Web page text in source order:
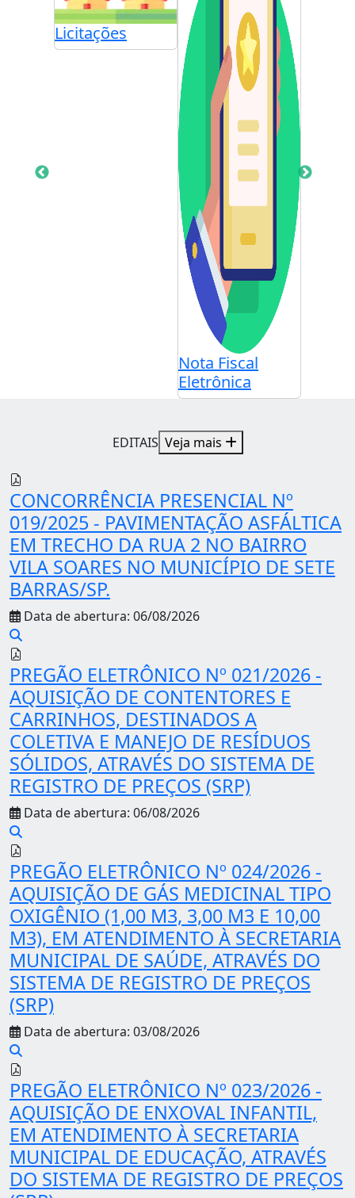
Licitações
Nota Fiscal
Eletrônica
EDITAIS Veja mais
CONCORRÊNCIA PRESENCIAL Nº
019/2025 - PAVIMENTAÇÃO ASFÁLTICA
EM TRECHO DA RUA 2 NO BAIRRO
VILA SOARES NO MUNICÍPIO DE SETE
BARRAS/SP.
Data de abertura: 06/08/2026
PREGÃO ELETRÔNICO Nº 021/2026 -
AQUISIÇÃO DE CONTENTORES E
CARRINHOS, DESTINADOS A
COLETIVA E MANEJO DE RESÍDUOS
SÓLIDOS, ATRAVÉS DO SISTEMA DE
REGISTRO DE PREÇOS (SRP)
Data de abertura: 06/08/2026
PREGÃO ELETRÔNICO Nº 024/2026 -
AQUISIÇÃO DE GÁS MEDICINAL TIPO
OXIGÊNIO (1,00 M3, 3,00 M3 E 10,00
M3), EM ATENDIMENTO À SECRETARIA
MUNICIPAL DE SAÚDE, ATRAVÉS DO
SISTEMA DE REGISTRO DE PREÇOS
(SRP)
Data de abertura: 03/08/2026
PREGÃO ELETRÔNICO Nº 023/2026 -
AQUISIÇÃO DE ENXOVAL INFANTIL,
EM ATENDIMENTO À SECRETARIA
MUNICIPAL DE EDUCAÇÃO, ATRAVÉS
DO SISTEMA DE REGISTRO DE PREÇOS